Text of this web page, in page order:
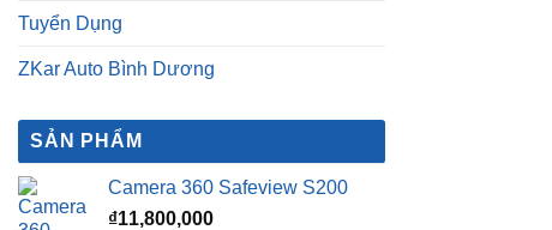
Tuyển Dụng
ZKar Auto Bình Dương
SẢN PHẨM
Camera 360 Safeview S200
₫11,800,000